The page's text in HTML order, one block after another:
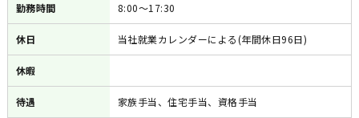
勤務時間 8:00～17:30
休日 当社就業カレンダーによる(年間休日96日)
休暇
待遇 家族手当、住宅手当、資格手当